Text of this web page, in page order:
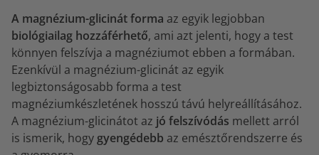
A magnézium-glicinát forma az egyik legjobban
biológiailag hozzáférhető, ami azt jelenti, hogy a test
könnyen felszívja a magnéziumot ebben a formában.
Ezenkívül a magnézium-glicinát az egyik
legbiztonságosabb forma a test
magnéziumkészletének hosszú távú helyreállításához.
A magnézium-glicinátot az jó felszívódás mellett arról
is ismerik, hogy gyengédebb az emésztőrendszerre és